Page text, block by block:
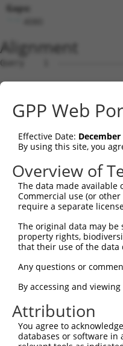
Gaps:
Alignment
Query    1  ----------------------------------------------------------------ATGAGGCGAC  10
                                                                            ||||||||||
Sbjct    1  GCACTGAGCCTAAGCAGCCGGTGATGGCGGCAGCGGCTGTGGTGGCTGCGGCGGGTCCGGGCCCATGAGGCGAC  74

Query   11  GAAGGAGGCGGGACGGCTTTTACCCAGCCCCGGACTTCCGAGACAGGGAAGCTGAGGACATGGCAGGAGTGTTT  84
            ||||||||||||||||||||||||||||||||||||||||||||||||||||||||||||||||||||||||||
Sbjct   75  GAAGGAGGCGGGACGGCTTTTACCCAGCCCCGGACTTCCGAGACAGGGAAGCTGAGGACATGGCAGGAGTGTTT  148

Query   85  GACATAGACCTGGACCAGCCAGAGGACGCGGGCTCTGAGGATGAGCTGGAGGAGGGGGGTCAGTTAAATGAAAG  158
            ||||||||||||||||||||||||||||||||||||||||||||||||||||| ||||||.|||||||||||||
Sbjct  149  GACATAGACCTGGACCAGCCAGAGGACGCGGGCTCTGAGGATGAGCTGGAGGA-GGGGGTGAGTTAAATGAAAG  221

Query  159  CATGGACCATGGGGGAGTTGGACCATATGAACTTGGCATGGAACATTGTGAGAAATTTGAAATCTCAGAAACTA  232
            ||||||||||||||||||||||||||||||||||||||||||||||||||||||||||||||||||||||||||
Sbjct  222  CATGGACCATGGGGGAGTTGGACCATATGAACTTGGCATGGAACATTGTGAGAAATTTGAAATCTCAGAAACTA  295

Query  233  GTGTGAACAGAGGGCCAGAAAAAATCAGACCAGAATGTTTTGAGCTACTTCGGGTACTTGGTAAAGGGGGCTAT  306
            ||||||||||||||||||||||||||||||||||||||||||||||||||||||||||||||||||||||||||
Sbjct  296  GTGTGAACAGAGGGCCAGAAAAAATCAGACCAGAATGTTTTGAGCTACTTCGGGTACTTGGTAAAGGGGGCTAT  369

Query  307  GGAAAGGTTTTTCAAGTACGAAAAGTAACAGGAGCAAATACTGGGAAAATATTTGCCATGAAGGTGCTTAAAAA  380
            ||||||||||||||||||||||||||||||||||||||||||||||||||||||||||||||||||||||||||
Sbjct  370  GGAAAGGTTTTTCAAGTACGAAAAGTAACAGGAGCAAATACTGGGAAAATATTTGCCATGAAGGTGCTTAAAAA  443

Query  381  GGCAATGATAGTAAGAAATGCTAAAGATACAGCTCATACAAAAGCAGAACGGAATATTCTGGAGGAAGTAAAGC  454
            ||||||||||||||||||||||||||||||||||||||||||||||||||||||||||||||||||||||||||
Sbjct  444  GGCAATGATAGTAAGAAATGCTAAAGATACAGCTCATACAAAAGCAGAACGGAATATTCTGGAGGAAGTAAAGC  517

Query  455  ATCCCTTCATCGTGGATTTAATTTATGCCTTTCAGACTGGTGGAAAACTCTACCTCATCCTTGAGTATCTCAGT  528
            ||||||||||||||||||||||||||||||||||||||||||||||||||||||||||||||||||||||||||
Sbjct  518  ATCCCTTCATCGTGGATTTAATTTATGCCTTTCAGACTGGTGGAAAACTCTACCTCATCCTTGAGTATCTCAGT  591

Query  529  GGAGGAGAACTATTTATGCAGTTAGAAAGAGAGGGAATATTTATGGAAGACACTGCCTGCTTTTACTTGGCAGA  602
            ||||||||||||||||||||||||||||||||||||||||||||||||||||||||||||||||||||||||||
Sbjct  592  GGAGGAGAACTATTTATGCAGTTAGAAAGAGAGGGAATATTTATGGAAGACACTGCCTGCTTTTACTTGGCAGA  665

Query  603
GPP Web
Effective Date: December
By using this site, you
Overview of
The data made
Commercial use (or
require a separate
The original data may
property rights,
that their use of the
Any questions or
By accessing and
Attribution
You agree to
databases or software in